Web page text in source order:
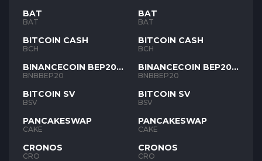
BAT
BAT
BITCOIN CASH
BCH
BINANCECOIN BEP20
BNB
BNBBEP20
BITCOIN SV
BSV
PANCAKESWAP
CAKE
CRONOS
CRO
BAT
BAT
BITCOIN CASH
BCH
BINANCECOIN BEP20
BNB
BNBBEP20
BITCOIN SV
BSV
PANCAKESWAP
CAKE
CRONOS
CRO